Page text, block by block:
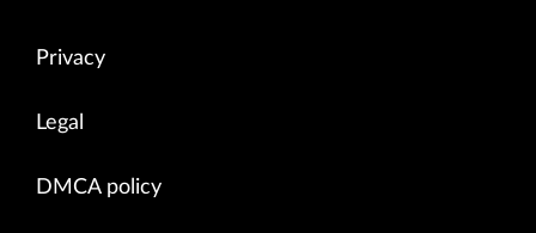
Privacy
Legal
DMCA policy